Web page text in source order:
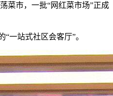
市，一批“网红菜市场”正成
一站式社区会客厅”。